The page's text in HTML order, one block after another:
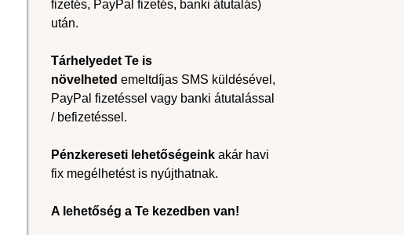
fizetés, PayPal fizetés, banki átutalás)
után.
Tárhelyedet Te is
növelheted emeltdíjas SMS küldésével,
PayPal fizetéssel vagy banki átutalással
/ befizetéssel.
Pénzkereseti lehetőségeinkakár havi
fix megélhetést is nyújthatnak.
A lehetőség a Te kezedben van!